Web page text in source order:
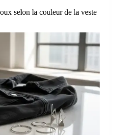
selon la couleur de la veste